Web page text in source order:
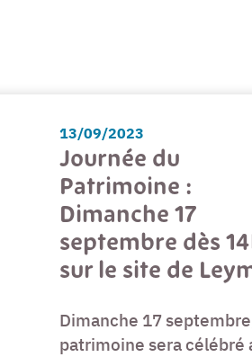
Journée du
Patrimoine :
Dimanche 17
septembre dès
sur le site de
13/09/2023
Dimanche 17
patrimoine sera célébré